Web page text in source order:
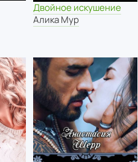
Двойное искушение
Алика Мур